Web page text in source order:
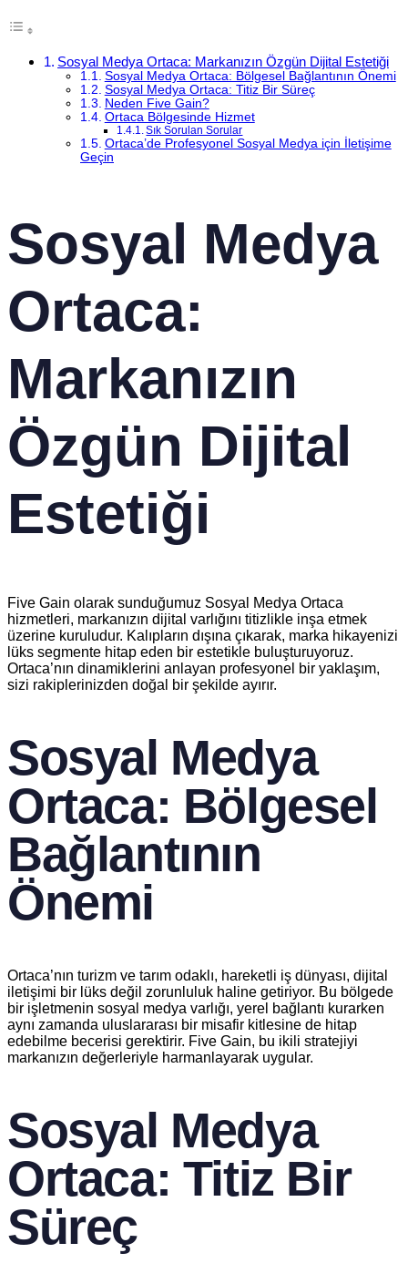
Sosyal Medya Ortaca: Markanızın Özgün Dijital Estetiği
Sosyal Medya Ortaca: Bölgesel Bağlantının Önemi
Sosyal Medya Ortaca: Titiz Bir Süreç
Neden Five Gain?
Ortaca Bölgesinde Hizmet
Sık Sorulan Sorular
Ortaca’de Profesyonel Sosyal Medya için İletişime
Geçin
Sosyal Medya
Ortaca:
Markanızın
Özgün Dijital
Estetiği
Five Gain olarak sunduğumuz Sosyal Medya Ortaca
hizmetleri, markanızın dijital varlığını titizlikle inşa etmek
üzerine kuruludur. Kalıpların dışına çıkarak, marka hikayenizi
lüks segmente hitap eden bir estetikle buluşturuyoruz.
Ortaca’nın dinamiklerini anlayan profesyonel bir yaklaşım,
sizi rakiplerinizden doğal bir şekilde ayırır.
Sosyal Medya
Ortaca: Bölgesel
Bağlantının
Önemi
Ortaca’nın turizm ve tarım odaklı, hareketli iş dünyası, dijital
iletişimi bir lüks değil zorunluluk haline getiriyor. Bu bölgede
bir işletmenin sosyal medya varlığı, yerel bağlantı kurarken
aynı zamanda uluslararası bir misafir kitlesine de hitap
edebilme becerisi gerektirir. Five Gain, bu ikili stratejiyi
markanızın değerleriyle harmanlayarak uygular.
Sosyal Medya
Ortaca: Titiz Bir
Süreç